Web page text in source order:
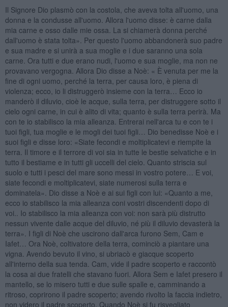
Il Signore Dio plasmò con la costola, che aveva tolta all'uomo, una
donna e la condusse all'uomo. Allora l'uomo disse: è carne dalla
mia carne e osso dalle mie ossa. La si chiamerà donna perché
dall'uomo è stata tolta». Per questo l'uomo abbandonerà suo padre
e sua madre e si unirà a sua moglie e i due saranno una sola
carne. Ora tutti e due erano nudi, l'uomo e sua moglie, ma non ne
provavano vergogna. Allora Dio disse a Noè: « È venuta per me la
fine di ogni uomo, perché la terra, per causa loro, è piena di
violenza; ecco, io li distruggerò insieme con la terra… Ecco io
manderò il diluvio, cioè le acque, sulla terra, per distruggere sotto il
cielo ogni carne, in cui è alito di vita; quanto è sulla terra perirà. Ma
con te io stabilisco la mia alleanza. Entrerai nell'arca tu e con te i
tuoi figli, tua moglie e le mogli dei tuoi figli… Dio benedisse Noè e i
suoi figli e disse loro: «Siate fecondi e moltiplicatevi e riempite la
terra. Il timore e il terrore di voi sia in tutte le bestie selvatiche e in
tutto il bestiame e in tutti gli uccelli del cielo. Quanto striscia sul
suolo e tutti i pesci del mare sono messi in vostro potere… E voi,
siate fecondi e moltiplicatevi, siate numerosi sulla terra e
dominatela». Dio disse a Noè e ai sui figli con lui: «Quanto a me,
ecco io stabilisco la mia alleanza coni vostri discendenti dopo di
voi.. Io stabilisco la mia alleanza con voi: non sarà più distrutto
nessun vivente dalle acque del diluvio, né più il diluvio devasterà la
terra». I figli di Noè che uscirono dall'arca furono Sem, Cam e
Iafet… Ora Noè, coltivatore della terra, cominciò a piantare una
vigna. Avendo bevuto il vino, si ubriacò e giacque scoperto
all'interno della sua tenda. Cam, vide il padre scoperto e raccontò
la cosa ai due fratelli che stavano fuori. Allora Sem e Iafet presero il
mantello, se lo misero tutti e due sulle spalle e, camminando a
ritroso, coprirono il padre scoperto; avendo rivolto la faccia indietro,
non videro il padre scoperto. Quando Noè si fu risvegliato